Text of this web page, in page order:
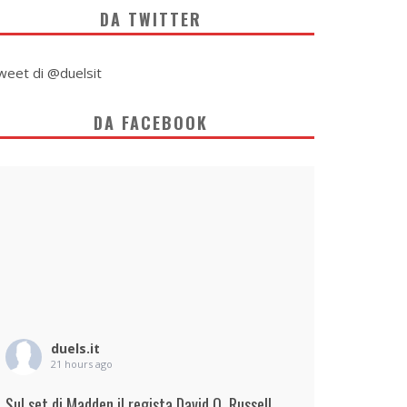
DA TWITTER
di @duelsit
DA FACEBOOK
duels.it
21 hours ago